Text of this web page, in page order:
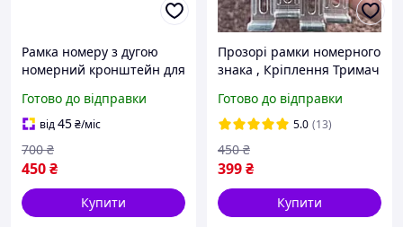
Рамка номеру з дугою
номерний кронштейн для
номерна рамка
Готово до відправки
від45₴/міс
450₴
700 ₴
Купити
Прозорі рамки номерного
знака , Кріплення Тримач
рамки скоби для номерів
New
Готово до відправки
5.0 (13)
399₴
450 ₴
Купити